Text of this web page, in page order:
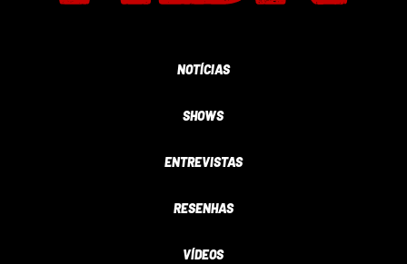
NOTÍCIAS
SHOWS
ENTREVISTAS
RESENHAS
VÍDEOS